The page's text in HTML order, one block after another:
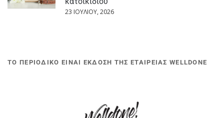
23 ΙΟΥΛΊΟΥ, 2026
ΤΟ ΠΕΡΙΟΔΙΚΟ ΕΙΝΑΙ ΕΚΔΟΣΗ ΤΗΣ ΕΤΑΙΡΕΙΑΣ WELLDONE